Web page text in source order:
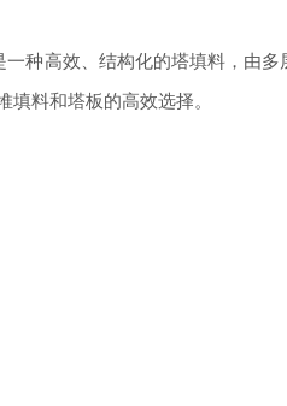
一种高效、结构化的塔填料，由
填料和塔板的高效选择。